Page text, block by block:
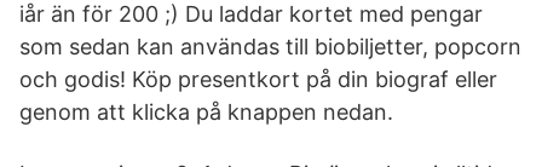
iår än för 200 ;) Du laddar kortet med pengar
som sedan kan användas till biobiljetter, popcorn
och godis! Köp presentkort på din biograf eller
genom att klicka på knappen nedan.